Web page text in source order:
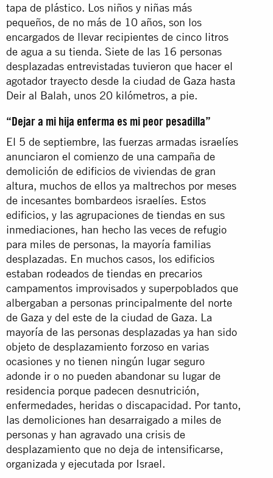
tapa de plástico. Los niños y niñas más
pequeños, de no más de 10 años, son los
encargados de llevar recipientes de cinco litros
de agua a su tienda. Siete de las 16 personas
desplazadas entrevistadas tuvieron que hacer el
agotador trayecto desde la ciudad de Gaza hasta
Deir al Balah, unos 20 kilómetros, a pie.
“Dejar a mi hija enferma es mi peor pesadilla”
El 5 de septiembre, las fuerzas armadas israelíes
anunciaron el comienzo de una campaña de
demolición de edificios de viviendas de gran
altura, muchos de ellos ya maltrechos por meses
de incesantes bombardeos israelíes. Estos
edificios, y las agrupaciones de tiendas en sus
inmediaciones, han hecho las veces de refugio
para miles de personas, la mayoría familias
desplazadas. En muchos casos, los edificios
estaban rodeados de tiendas en precarios
campamentos improvisados y superpoblados que
albergaban a personas principalmente del norte
de Gaza y del este de la ciudad de Gaza. La
mayoría de las personas desplazadas ya han sido
objeto de desplazamiento forzoso en varias
ocasiones y no tienen ningún lugar seguro
adonde ir o no pueden abandonar su lugar de
residencia porque padecen desnutrición,
enfermedades, heridas o discapacidad. Por tanto,
las demoliciones han desarraigado a miles de
personas y han agravado una crisis de
desplazamiento que no deja de intensificarse,
organizada y ejecutada por Israel.